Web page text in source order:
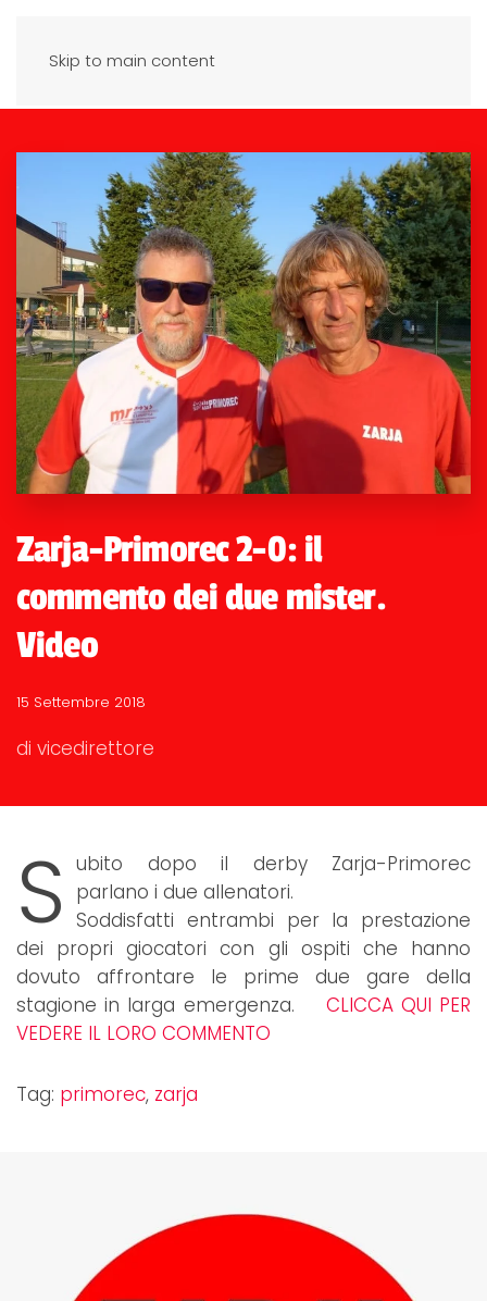
Skip to main content
Zarja-Primorec 2-0: il
commento dei due mister.
Video
15 Settembre 2018
di vicedirettore
S ubito dopo il derby Zarja-Primorec
parlano i due allenatori.
Soddisfatti entrambi per la prestazione
dei propri giocatori con gli ospiti che hanno
dovuto affrontare le prime due gare della
stagione in larga emergenza. CLICCA QUI PER
VEDERE IL LORO COMMENTO
Tag: primorec, zarja